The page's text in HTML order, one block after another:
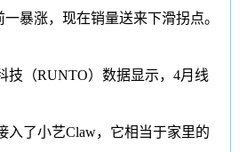
暴涨，现在销量送来下滑拐点。
（RUNTO）数据显示，4月线
了小艺Claw，它相当于家里的